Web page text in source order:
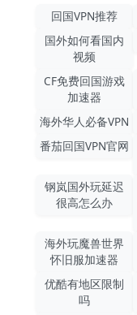
回国VPN推荐
国外如何看国内
视频
CF免费回国游戏
加速器
海外华人必备VPN
番茄回国VPN官网
钢岚国外玩延迟
很高怎么办
海外玩魔兽世界
怀旧服加速器
优酷有地区限制
吗